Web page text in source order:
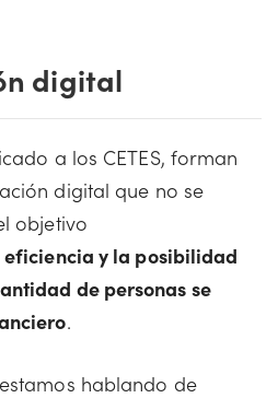
digital
a los CETES, forman
digital que no se
objetivo
y la posibilidad
de personas se
.
hablando de